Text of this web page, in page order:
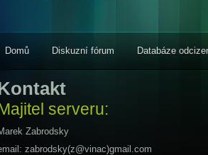
Domů Diskuzní fórum Databáze
serveru:
Zabrodsky
zabrodsky(z@vinac)gmail.com